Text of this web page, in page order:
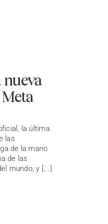
nueva
la última
las
de la mano
de las
mundo, y [...]